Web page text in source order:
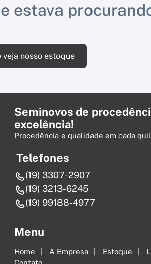
estava
veja nosso estoque
Seminovos de
excelência!
Procedência e qualidade em cada
Telefones
(19) 3307-2907
(19) 3213-6245
(19) 99188-4977
Menu
Home A Empresa Estoque